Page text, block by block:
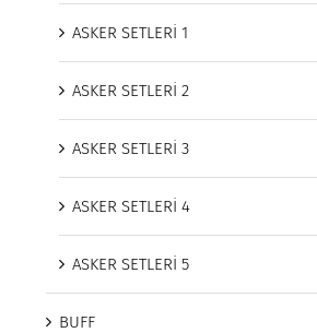
ASKER SETLERİ 1
ASKER SETLERİ 2
ASKER SETLERİ 3
ASKER SETLERİ 4
ASKER SETLERİ 5
BUFF